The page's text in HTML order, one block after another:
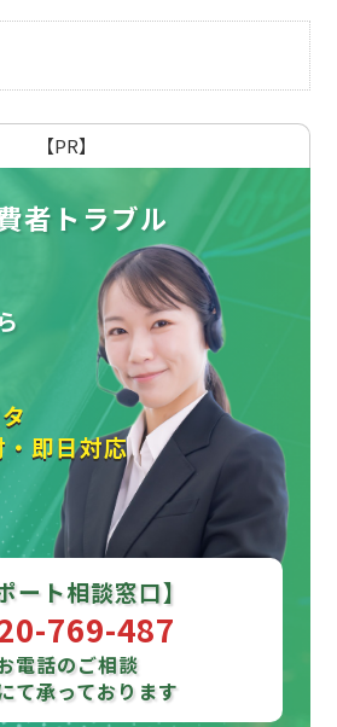
【PR】
者トラブル
即日対応
ート相談窓口】
769-487
電話のご相談
て承っております